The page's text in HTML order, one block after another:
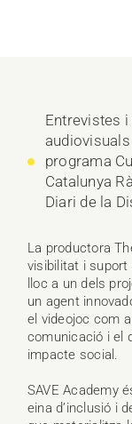
Entrevistes
audiovisuals
programa
Catalunya
Diari de la
La productora
visibilitat i suport
lloc a un dels
un agent
el videojoc com
comunicació i el
impacte social.
SAVE Academy
eina d’inclusió i